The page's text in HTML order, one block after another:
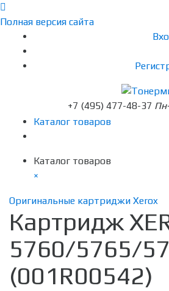
Полная версия сайта
+7 (495) 477-48-37
Каталог товаров
Каталог товаров
×
Оригинальные картриджи Xerox
Картридж
5760/5765/
(001R00542)